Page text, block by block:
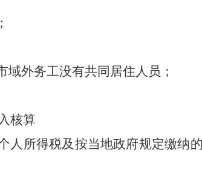
外务工没有共同居住人员；
核算
人所得税及按当地政府规定缴纳